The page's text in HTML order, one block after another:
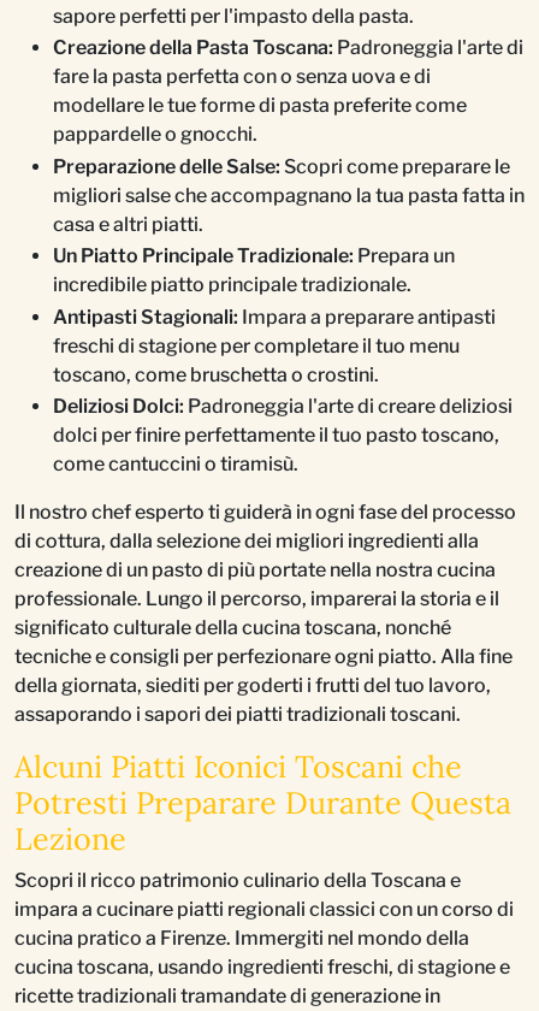
sapore perfetti per l'impasto della pasta.
Creazione della Pasta Toscana: Padroneggia l'arte di
fare la pasta perfetta con o senza uova e di
modellare le tue forme di pasta preferite come
pappardelle o gnocchi.
Preparazione delle Salse: Scopri come preparare le
migliori salse che accompagnano la tua pasta fatta in
casa e altri piatti.
Un Piatto Principale Tradizionale: Prepara un
incredibile piatto principale tradizionale.
Antipasti Stagionali: Impara a preparare antipasti
freschi di stagione per completare il tuo menu
toscano, come bruschetta o crostini.
Deliziosi Dolci: Padroneggia l'arte di creare deliziosi
dolci per finire perfettamente il tuo pasto toscano,
come cantuccini o tiramisù.
Il nostro chef esperto ti guiderà in ogni fase del processo
di cottura, dalla selezione dei migliori ingredienti alla
creazione di un pasto di più portate nella nostra cucina
professionale. Lungo il percorso, imparerai la storia e il
significato culturale della cucina toscana, nonché
tecniche e consigli per perfezionare ogni piatto. Alla fine
della giornata, siediti per goderti i frutti del tuo lavoro,
assaporando i sapori dei piatti tradizionali toscani.
Alcuni Piatti Iconici Toscani che
Potresti Preparare Durante Questa
Lezione
Scopri il ricco patrimonio culinario della Toscana e
impara a cucinare piatti regionali classici con un corso di
cucina pratico a Firenze. Immergiti nel mondo della
cucina toscana, usando ingredienti freschi, di stagione e
ricette tradizionali tramandate di generazione in